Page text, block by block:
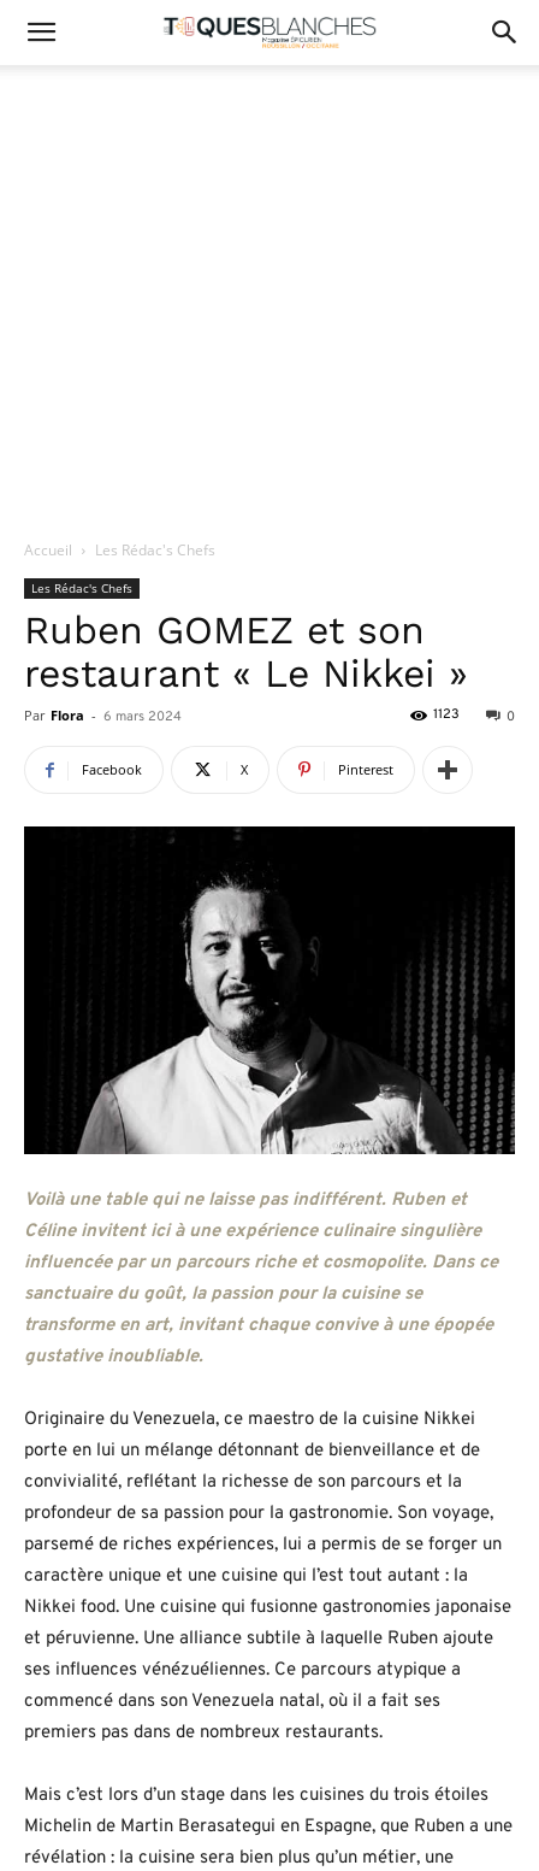
Accueil Les Rédac's Chefs
Les Rédac's Chefs
Ruben GOMEZ et son
restaurant « Le Nikkei »
Par Flora - 6 mars 2024 0
1123
Facebook X Pinterest
Voilà une table qui ne laisse pas indifférent. Ruben et
Céline invitent ici à une expérience culinaire singulière
influencée par un parcours riche et cosmopolite. Dans ce
sanctuaire du goût, la passion pour la cuisine se
transforme en art, invitant chaque convive à une épopée
gustative inoubliable.
Originaire du Venezuela, ce maestro de la cuisine Nikkei
porte en lui un mélange détonnant de bienveillance et de
convivialité, reflétant la richesse de son parcours et la
profondeur de sa passion pour la gastronomie. Son voyage,
parsemé de riches expériences, lui a permis de se forger un
caractère unique et une cuisine qui l’est tout autant : la
Nikkei food. Une cuisine qui fusionne gastronomies japonaise
et péruvienne. Une alliance subtile à laquelle Ruben ajoute
ses influences vénézuéliennes. Ce parcours atypique a
commencé dans son Venezuela natal, où il a fait ses
premiers pas dans de nombreux restaurants.
Mais c’est lors d’un stage dans les cuisines du trois étoiles
Michelin de Martin Berasategui en Espagne, que Ruben a une
révélation : la cuisine sera bien plus qu’un métier, une